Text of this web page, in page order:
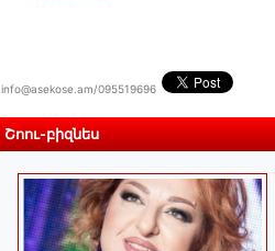
info@asekose.am/095519696
Շոու-բիզնես